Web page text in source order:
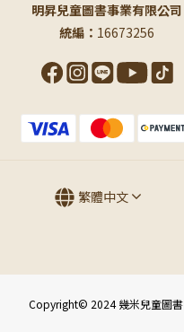
明昇兒童圖書事業有限公司
統編： 16673256
繁體中文
Copyright© 2024 幾米兒童圖書